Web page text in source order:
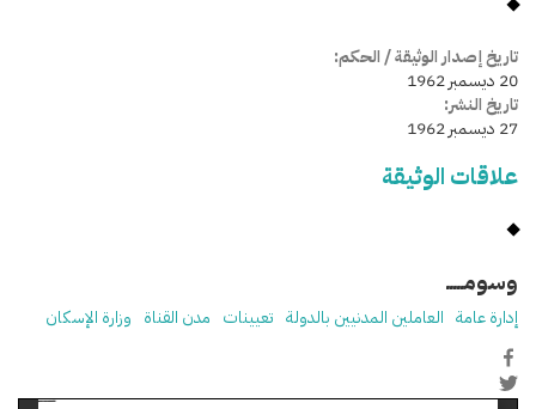
تاريخ إصدار الوثيقة / الحكم:
20 ديسمبر 1962
تاريخ النشر:
27 ديسمبر 1962
علاقات الوثيقة
وسومـــــ
إدارة عامة العاملين المدنيين بالدولة تعيينات مدن القناة وزارة الإسكان